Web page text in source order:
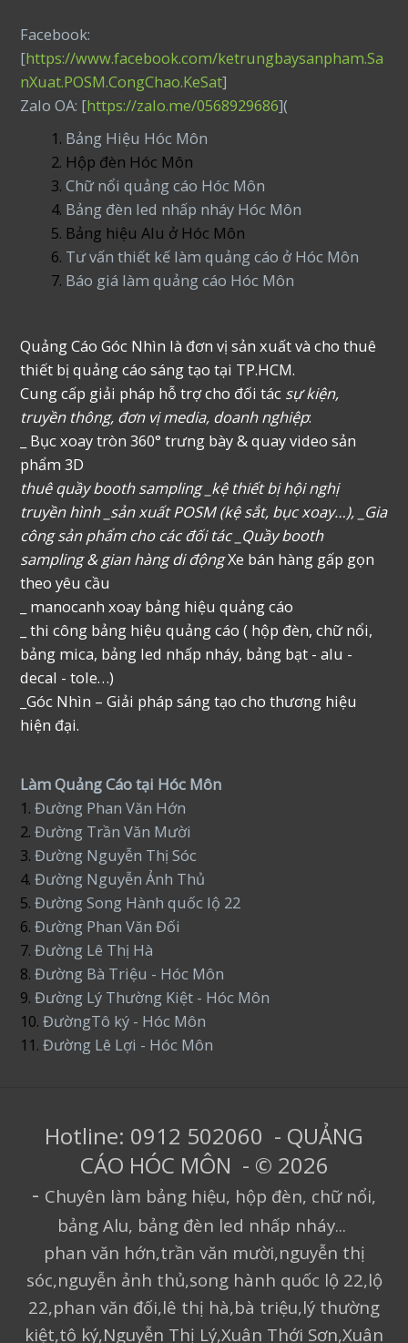
Facebook:
[https://www.facebook.com/ketrungbaysanpham.Sa
nXuat.POSM.CongChao.KeSat]
Zalo OA: [https://zalo.me/0568929686](
Bảng Hiệu Hóc Môn
Hộp đèn Hóc Môn
Chữ nổi quảng cáo Hóc Môn
Bảng đèn led nhấp nháy Hóc Môn
Bảng hiệu Alu ở Hóc Môn
Tư vấn thiết kế làm quảng cáo ở Hóc Môn
Báo giá làm quảng cáo Hóc Môn
Quảng Cáo Góc Nhìn là đơn vị sản xuất và cho thuê
thiết bị quảng cáo sáng tạo tại TP.HCM.
Cung cấp giải pháp hỗ trợ cho đối tác sự kiện,
truyền thông, đơn vị media, doanh nghiệp:
_ Bục xoay tròn 360° trưng bày & quay video sản
phẩm 3D
thuê quầy booth sampling _kệ thiết bị hội nghị
truyền hình _sản xuất POSM (kệ sắt, bục xoay…), _Gia
công sản phẩm cho các đối tác _Quầy booth
sampling & gian hàng di độngXe bán hàng gấp gọn
theo yêu cầu
_ manocanh xoay bảng hiệu quảng cáo
_ thi công bảng hiệu quảng cáo ( hộp đèn, chữ nổi,
bảng mica, bảng led nhấp nháy, bảng bạt - alu -
decal - tole…)
_Góc Nhìn – Giải pháp sáng tạo cho thương hiệu
hiện đại.
Làm Quảng Cáo tại Hóc Môn
1.Đường Phan Văn Hớn
2.Đường Trần Văn Mười
3.Đường Nguyễn Thị Sóc
4. Đường Nguyễn Ảnh Thủ
5.Đường Song Hành quốc lộ 22
6.Đường Phan Văn Đối
7. Đường Lê Thị Hà
8.Đường Bà Triệu - Hóc Môn
9.Đường Lý Thường Kiệt - Hóc Môn
10.ĐườngTô ký - Hóc Môn
11.Đường Lê Lợi - Hóc Môn
Hotline: 0912 502060 - QUẢNG
CÁO HÓC MÔN - © 2026
- Chuyên làm bảng hiệu, hộp đèn, chữ nổi,
bảng Alu, bảng đèn led nhấp nháy...
phan văn hớn,trần văn mười,nguyễn thị
sóc,nguyễn ảnh thủ,song hành quốc lộ 22,lộ
22,phan văn đối,lê thị hà,bà triệu,lý thường
kiệt,tô ký,Nguyễn Thị Lý,Xuân Thới Sơn,Xuân